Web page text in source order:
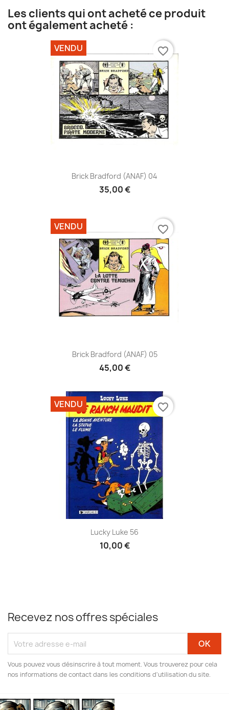
Les clients qui ont acheté ce produit
ont également acheté :
Brick Bradford (ANAF) 04
35,00 €
VENDU favorite_border
Brick Bradford (ANAF) 05
45,00 €
VENDU favorite_border
Lucky Luke 56
10,00 €
VENDU favorite_border
Recevez nos offres spéciales
Vous pouvez vous désinscrire à tout moment. Vous trouverez pour cela
nos informations de contact dans les conditions d'utilisation du site.